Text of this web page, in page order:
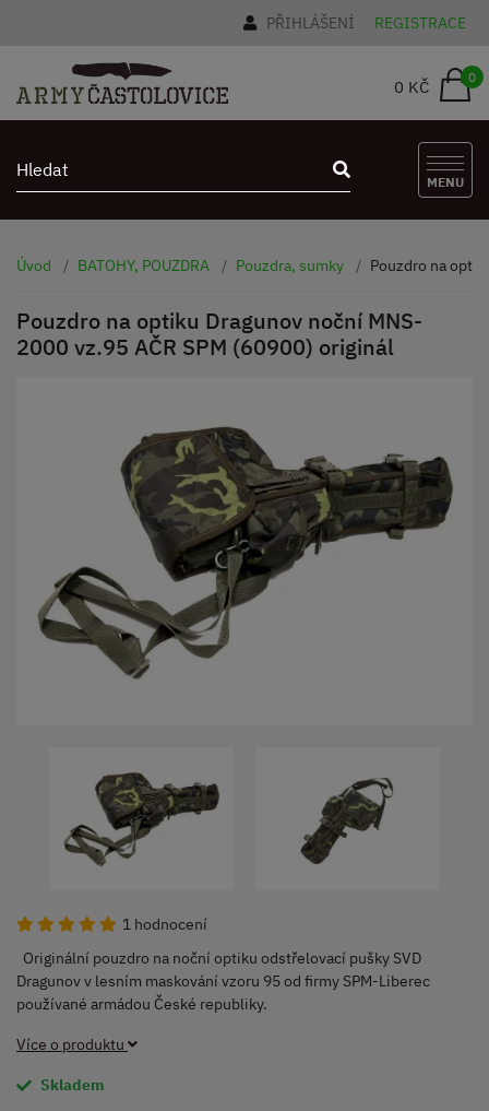
PŘIHLÁŠENÍ REGISTRACE
0 KČ 0
MENU
Úvod BATOHY, POUZDRA Pouzdra, sumky Pouzdro na
Pouzdro na optiku Dragunov noční MNS-
2000 vz.95 AČR SPM (60900) originál
1 hodnocení
Originální pouzdro na noční optiku odstřelovací pušky SVD
Dragunov v lesním maskování vzoru 95 od firmy SPM-Liberec
používané armádou České republiky.
Více o produktu
Skladem